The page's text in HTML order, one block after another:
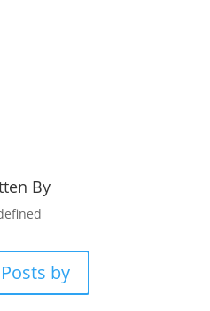
By
by